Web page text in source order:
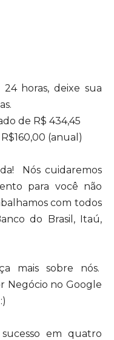
horas, deixe sua
de R$ 434,45
(anual)
Nós cuidaremos
para você não
com todos
do Brasil, Itaú,
mais sobre nós.
Negócio no Google
em quatro